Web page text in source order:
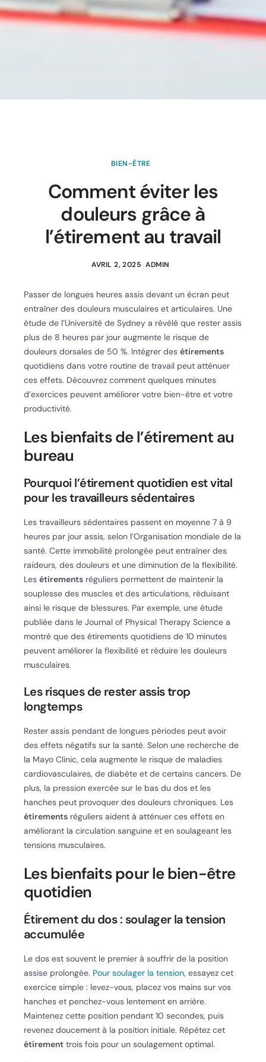
BIEN-ÊTRE
Comment éviter les
douleurs grâce à
l’étirement au travail
AVRIL 2, 2025 ADMIN
Passer de longues heures assis devant un écran peut
entraîner des douleurs musculaires et articulaires. Une
étude de l’Université de Sydney a révélé que rester assis
plus de 8 heures par jour augmente le risque de
douleurs dorsales de 50 %. Intégrer des étirements
quotidiens dans votre routine de travail peut atténuer
ces effets. Découvrez comment quelques minutes
d’exercices peuvent améliorer votre bien-être et votre
productivité.
Les bienfaits de l’étirement au
bureau
Pourquoi l’étirement quotidien est vital
pour les travailleurs sédentaires
Les travailleurs sédentaires passent en moyenne 7 à 9
heures par jour assis, selon l’Organisation mondiale de la
santé. Cette immobilité prolongée peut entraîner des
raideurs, des douleurs et une diminution de la flexibilité.
Les étirements réguliers permettent de maintenir la
souplesse des muscles et des articulations, réduisant
ainsi le risque de blessures. Par exemple, une étude
publiée dans le Journal of Physical Therapy Science a
montré que des étirements quotidiens de 10 minutes
peuvent améliorer la flexibilité et réduire les douleurs
musculaires.
Les risques de rester assis trop
longtemps
Rester assis pendant de longues périodes peut avoir
des effets négatifs sur la santé. Selon une recherche de
la Mayo Clinic, cela augmente le risque de maladies
cardiovasculaires, de diabète et de certains cancers. De
plus, la pression exercée sur le bas du dos et les
hanches peut provoquer des douleurs chroniques. Les
étirements réguliers aident à atténuer ces effets en
améliorant la circulation sanguine et en soulageant les
tensions musculaires.
Les bienfaits pour le bien-être
quotidien
Étirement du dos : soulager la tension
accumulée
Le dos est souvent le premier à souffrir de la position
assise prolongée. Pour soulager la tension, essayez cet
exercice simple : levez-vous, placez vos mains sur vos
hanches et penchez-vous lentement en arrière.
Maintenez cette position pendant 10 secondes, puis
revenez doucement à la position initiale. Répétez cet
étirement trois fois pour un soulagement optimal.